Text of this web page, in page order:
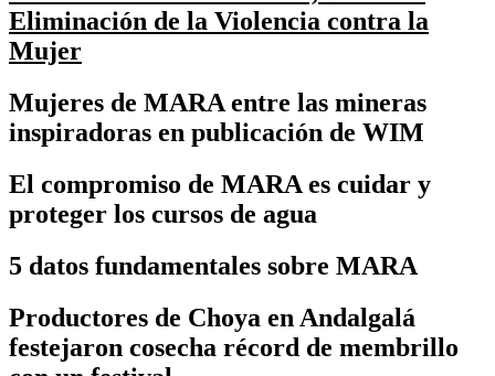
Eliminación de la Violencia contra la
Mujer
Mujeres de MARA entre las mineras
inspiradoras en publicación de WIM
El compromiso de MARA es cuidar y
proteger los cursos de agua
5 datos fundamentales sobre MARA
Productores de Choya en Andalgalá
festejaron cosecha récord de membrillo